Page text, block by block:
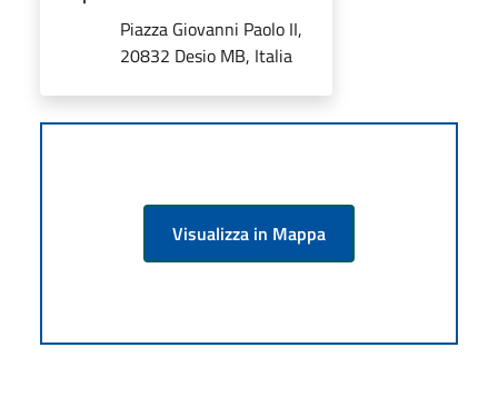
Piazza Giovanni Paolo II,
20832 Desio MB, Italia
Visualizza in Mappa